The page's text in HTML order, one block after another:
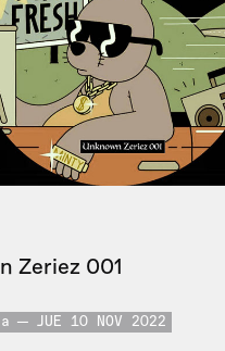
Zeriez 001
JUE 10 NOV 2022